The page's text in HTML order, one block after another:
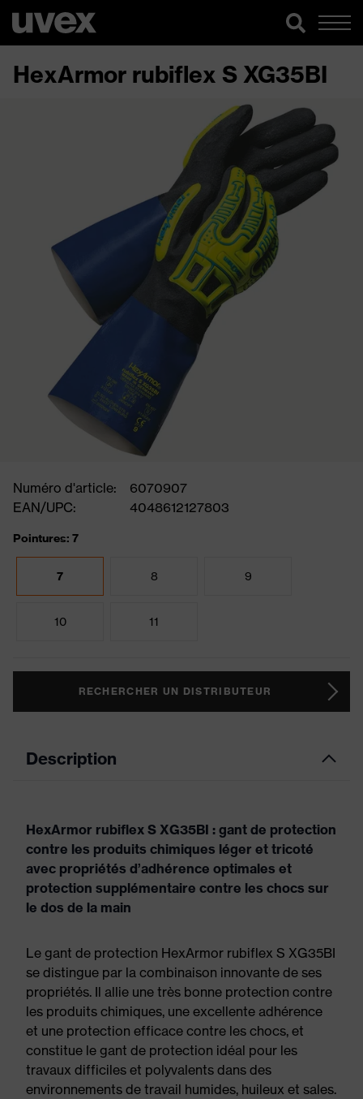
HexArmor rubiflex S XG35BI
Numéro d'article:
6070907
EAN/UPC:
4048612127803
Pointures: 7
7 8 9
10 11
RECHERCHER UN DISTRIBUTEUR
Description
HexArmor rubiflex S XG35BI : gant de protection
contre les produits chimiques léger et tricoté
avec propriétés d’adhérence optimales et
protection supplémentaire contre les chocs sur
le dos de la main
Le gant de protection HexArmor rubiflex S XG35BI
se distingue par la combinaison innovante de ses
propriétés. Il allie une très bonne protection contre
les produits chimiques, une excellente adhérence
et une protection efficace contre les chocs, et
constitue le gant de protection idéal pour les
travaux difficiles et polyvalents dans des
environnements de travail humides, huileux et sales.